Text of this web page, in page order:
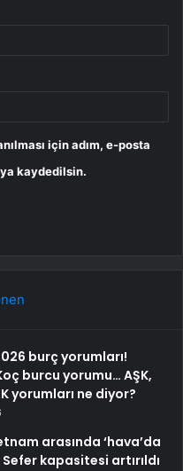
için adım, e-posta
kaydedilsin.
burç yorumları!
burcu yorumu… AŞK,
yorumları ne diyor?
arasında ‘hava’da
kapasitesi artırıldı